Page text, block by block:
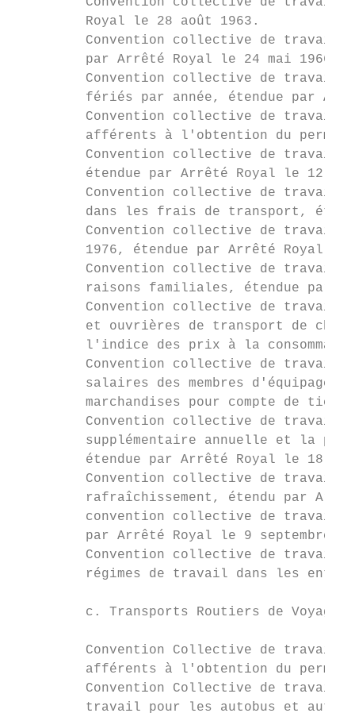
         Royal le 28 août 1963.
Convention collective de travail
         par Arrêté Royal le 24 mai 1966.
Convention collective de travail
fériés par année, étendue par
Convention collective de travail
afférents à l'obtention du
Convention collective de travail
étendue par Arrêté Royal le 12
Convention collective de travail
dans les frais de transport,
Convention collective de travail
1976, étendue par Arrêté Royal le
Convention collective de travail
raisons familiales, étendue par
Convention collective de travail
et ouvrières de transport de
l'indice des prix à la
Convention collective de travail
salaires des membres d'équipage
         marchandises pour compte de tiers.
Convention collective de travail
supplémentaire annuelle et la
étendue par Arrêté Royal le 18
Convention collective de travail
rafraîchissement, étendu par
convention collective de travail
par Arrêté Royal le 9 septembre
Convention collective de travail
régimes de travail dans les
c. Transports Routiers de
Convention Collective de travail
afférents à l'obtention du
Convention Collective de travail
travail pour les autobus et